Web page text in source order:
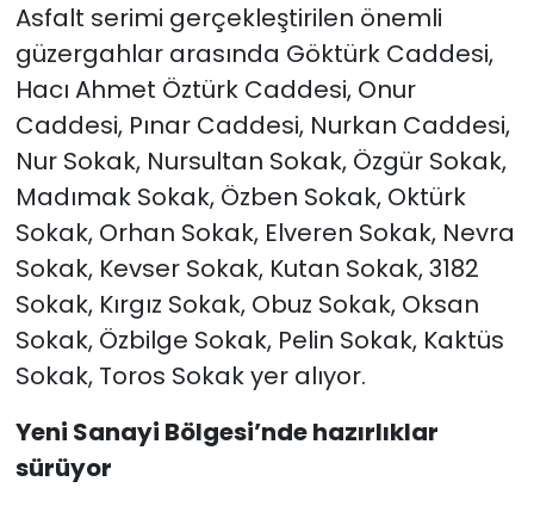
Asfalt serimi gerçekleştirilen önemli
güzergahlar arasında Göktürk Caddesi,
Hacı Ahmet Öztürk Caddesi, Onur
Caddesi, Pınar Caddesi, Nurkan Caddesi,
Nur Sokak, Nursultan Sokak, Özgür Sokak,
Madımak Sokak, Özben Sokak, Oktürk
Sokak, Orhan Sokak, Elveren Sokak, Nevra
Sokak, Kevser Sokak, Kutan Sokak, 3182
Sokak, Kırgız Sokak, Obuz Sokak, Oksan
Sokak, Özbilge Sokak, Pelin Sokak, Kaktüs
Sokak, Toros Sokak yer alıyor.
Yeni Sanayi Bölgesi’nde hazırlıklar
sürüyor